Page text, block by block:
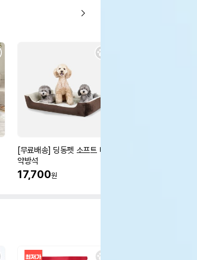
[무료배송] 딩동펫 소프트 마
약방석
17,700원